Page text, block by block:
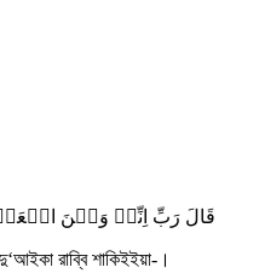
قَالَ رَبِّ اِنِّیۡ وَہَنَ
রাব্বি শাকিইইয়া-।